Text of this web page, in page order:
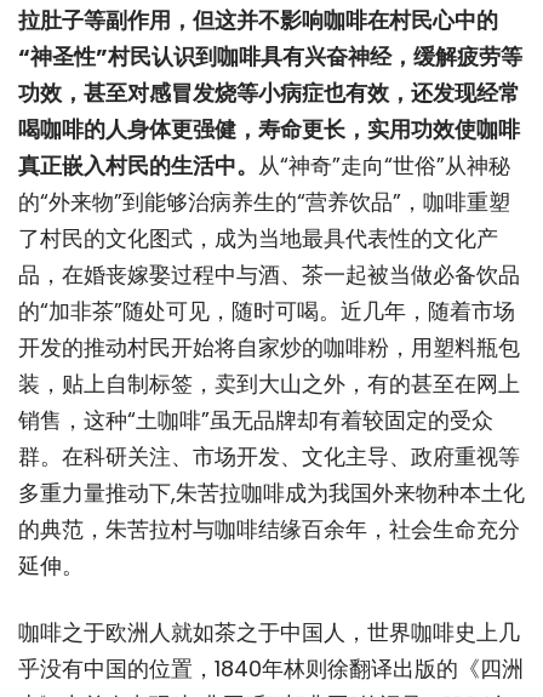
拉肚子等副作用，但这并不影响咖啡在村民心中的
“神圣性”村民认识到咖啡具有兴奋神经，缓解疲劳等
功效，甚至对感冒发烧等小病症也有效，还发现经常
喝咖啡的人身体更强健，寿命更长，实用功效使咖啡
真正嵌入村民的生活中。 从“神奇”走向“世俗”从神秘
的“外来物”到能够治病养生的“营养饮品”，咖啡重塑
了村民的文化图式，成为当地最具代表性的文化产
品，在婚丧嫁娶过程中与酒、茶一起被当做必备饮品
的“加非茶”随处可见，随时可喝。近几年，随着市场
开发的推动村民开始将自家炒的咖啡粉，用塑料瓶包
装，贴上自制标签，卖到大山之外，有的甚至在网上
销售，这种“土咖啡”虽无品牌却有着较固定的受众
群。在科研关注、市场开发、文化主导、政府重视等
多重力量推动下,朱苦拉咖啡成为我国外来物种本土化
的典范，朱苦拉村与咖啡结缘百余年，社会生命充分
延伸。
咖啡之于欧洲人就如茶之于中国人，世界咖啡史上几
乎没有中国的位置，1840年林则徐翻译出版的《四洲